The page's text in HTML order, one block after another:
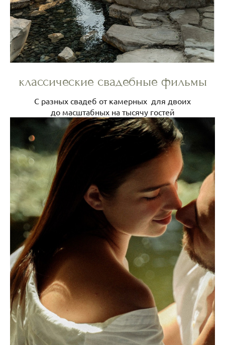
классические свадебные фильмы
С разных свадеб от камерных для двоих
до масштабных на тысячу гостей